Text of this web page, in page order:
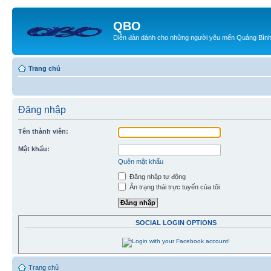
QBO
Diễn đàn dành cho những người yêu mến Quảng Bình
Trang chủ
Đăng nhập
Tên thành viên:
Mật khẩu:
Quên mật khẩu
Đăng nhập tự động
Ẩn trạng thái trực tuyến của tôi
SOCIAL LOGIN OPTIONS
Trang chủ